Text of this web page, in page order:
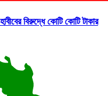
বিরুদ্ধে কোটি কোটি টাকার